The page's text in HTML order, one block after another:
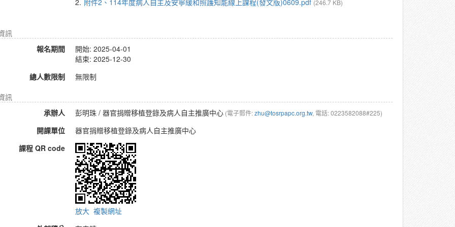
2. 附件2、114年度病人自主及安寧緩和照護知能線上課程(發文版)0609.pdf (246.7 KB)
訊
報名期間
開始: 2025-04-01
結束: 2025-12-30
總人數限制
無限制
訊
承辦人
彭明珠/ 器官捐贈移植登錄及病人自主推廣中心(電子郵件:zhu@tosrpapc.org.tw, 電話: 0223582088#225)
開課單位
器官捐贈移植登錄及病人自主推廣中心
課程 QR code
放大 複製網址